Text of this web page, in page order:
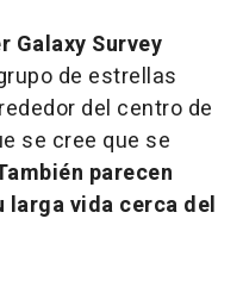
Galaxy Survey
de estrellas
del centro de
se cree que se
parecen
larga vida cerca del